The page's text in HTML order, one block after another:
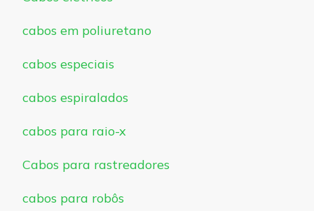
cabos em poliuretano
cabos especiais
cabos espiralados
cabos para raio-x
Cabos para rastreadores
cabos para robôs